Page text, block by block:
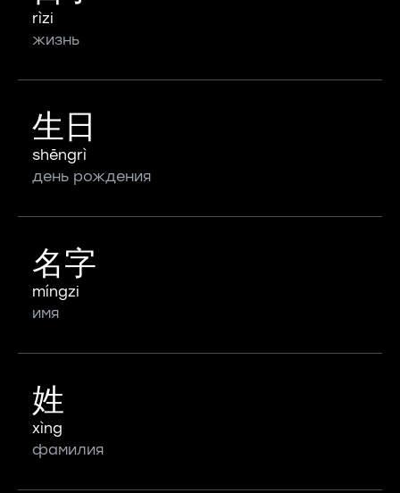
rìzi
жизнь
生日
shēngrì
день рождения
名字
míngzi
имя
姓
xìng
фамилия